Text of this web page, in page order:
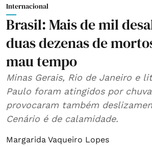
Internacional
Brasil: Mais de mil
duas dezenas de
mau tempo
Minas Gerais, Rio de Janeiro e
Paulo foram atingidos por
provocaram também
Cenário é de calamidade.
Margarida Vaqueiro Lopes